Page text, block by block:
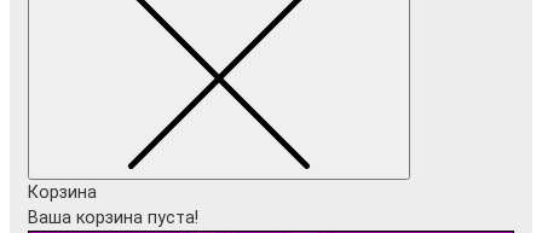
Корзина
Ваша корзина пуста!